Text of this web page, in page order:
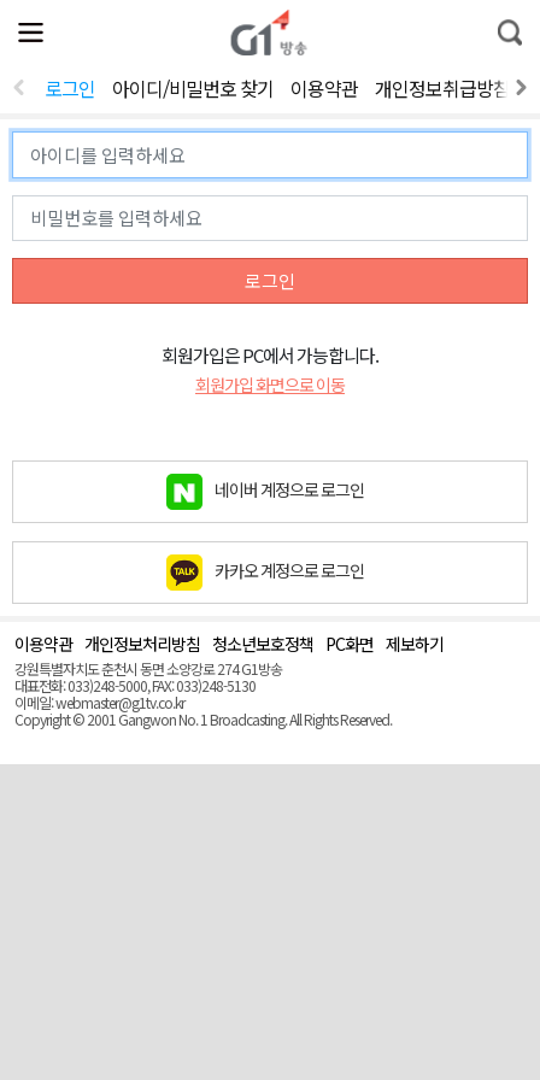
전
체
뉴
열
통
합
색
로그인 아이디/비밀번호 찾기 이용약관 개인정보취급방침
로그인
회원가입은 PC에서 가능합니다.
회원가입 화면으로 이동
네이버 계정으로 로그인
카카오 계정으로 로그인
이용약관 개인정보처리방침 청소년보호정책 PC화면 제보하기
강원특별자치도 춘천시 동면 소양강로 274 G1방송
대표전화: 033)248-5000, FAX: 033)248-5130
이메일: webmaster@g1tv.co.kr
Copyright © 2001 Gangwon No. 1 Broadcasting. All Rights Reserved.